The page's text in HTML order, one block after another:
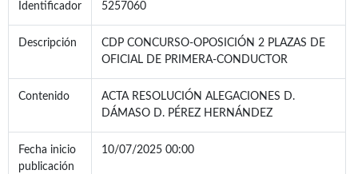
Identificador 5257060
Descripción
CDP CONCURSO-OPOSICIÓN 2 PLAZAS DE
OFICIAL DE PRIMERA-CONDUCTOR
Contenido
ACTA RESOLUCIÓN ALEGACIONES D.
DÁMASO D. PÉREZ HERNÁNDEZ
Fecha inicio
publicación
10/07/2025 00:00